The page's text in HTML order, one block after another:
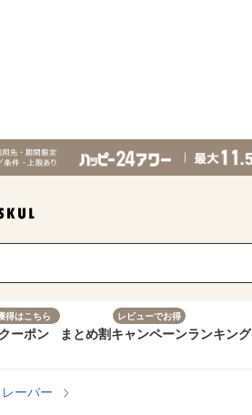
得はこちら
クーポン まとめ割
レビューでお得
キャンペーンランキング
ーバー